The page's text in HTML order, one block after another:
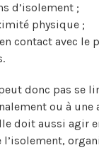
d’isolement ;
physique ;
contact avec le
donc pas se
ou à une
doit aussi agir